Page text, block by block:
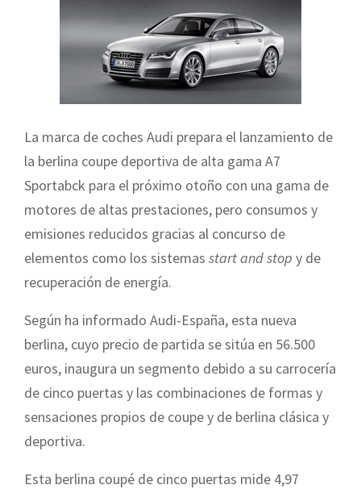
La marca de coches Audi prepara el lanzamiento de
la berlina coupe deportiva de alta gama A7
Sportabck para el próximo otoño con una gama de
motores de altas prestaciones, pero consumos y
emisiones reducidos gracias al concurso de
elementos como los sistemas start and stop y de
recuperación de energía.
Según ha informado Audi-España, esta nueva
berlina, cuyo precio de partida se sitúa en 56.500
euros, inaugura un segmento debido a su carrocería
de cinco puertas y las combinaciones de formas y
sensaciones propios de coupe y de berlina clásica y
deportiva.
Esta berlina coupé de cinco puertas mide 4,97